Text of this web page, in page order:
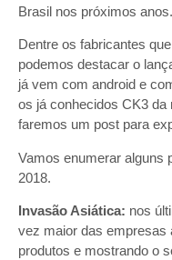
Brasil nos próximos anos.
Dentre os fabricantes
podemos destacar o
já vem com android e
os já conhecidos CK3
faremos um post para
Vamos enumerar alguns
2018.
Invasão Asiática: nos
vez maior das empresas
produtos e mostrando o